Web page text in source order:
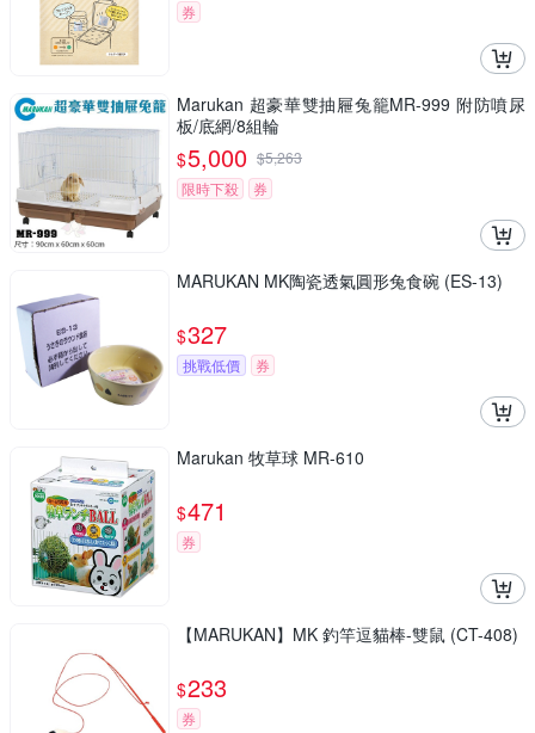
券
Marukan 超豪華雙抽屜兔籠MR-999 附防噴尿
板/底網/8組輪
$5,000 $5,263
限時下殺
券
MARUKAN MK陶瓷透氣圓形兔食碗 (ES-13)
$327
挑戰低價 券
Marukan 牧草球 MR-610
$471
券
【MARUKAN】MK 釣竿逗貓棒-雙鼠 (CT-408)
$233
券